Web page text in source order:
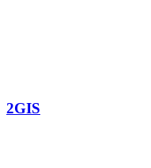
2GIS